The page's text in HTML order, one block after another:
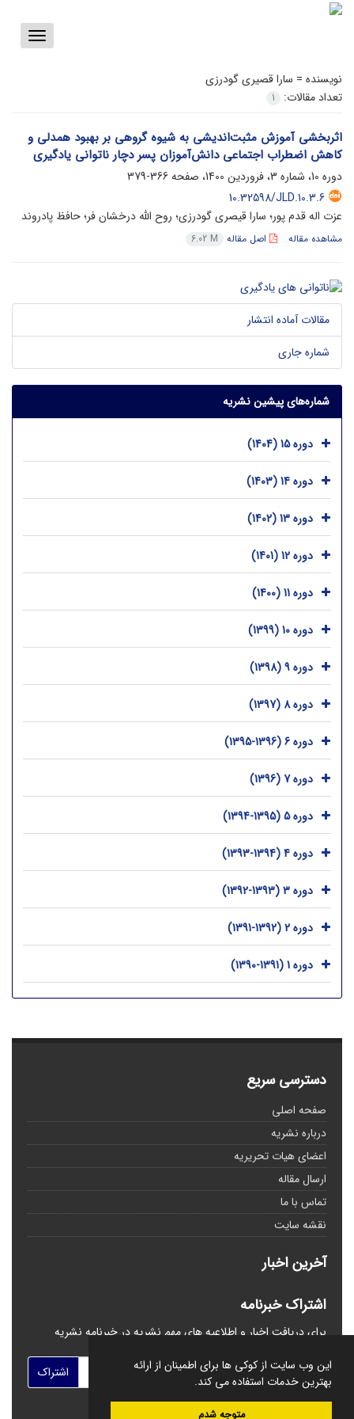
این وب سایت از کوکی ها برای اطمینان از ارائه
بهترین خدمات استفاده می کند.
متوجه شدم
Toggle
نویسنده = سارا قصیری گودرزی
تعداد مقالات:
1
اثربخشی آموزش مثبت‌اندیشی به شیوه گروهی بر بهبود همدلی و
کاهش اضطراب اجتماعی دانش‌آموزان پسر دچار ناتوانی یادگیری
دوره 10، شماره 3، فروردین 1400، صفحه
366-379
10.32598/JLD.10.3.6
عزت اله قدم پور؛ سارا قیصری گودرزی؛ روح الله درخشان فر؛ حافظ پادروند
مشاهده مقاله اصل مقاله 6.02 M
مقالات آماده انتشار
شماره جاری
شماره‌های پیشین نشریه
دوره 15 (1404)
دوره 14 (1403)
دوره 13 (1402)
دوره 12 (1401)
دوره 11 (1400)
دوره 10 (1399)
دوره 9 (1398)
دوره 8 (1397)
دوره 6 (1396-1395)
دوره 7 (1396)
دوره 5 (1395-1394)
دوره 4 (1394-1393)
دوره 3 (1393-1392)
دوره 2 (1392-1391)
دوره 1 (1391-1390)
دسترسی سریع
صفحه اصلی
درباره نشریه
اعضای هیات تحریریه
ارسال مقاله
تماس با ما
نقشه سایت
آخرین اخبار
اشتراک خبرنامه
برای دریافت اخبار و اطلاعیه های مهم نشریه در خبرنامه نشریه
اشتراک